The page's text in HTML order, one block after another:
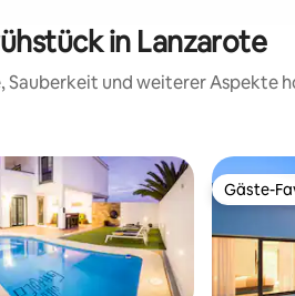
in Lanzarote
Sauberkeit und weiterer Aspekte
Gäste-
Gäste-